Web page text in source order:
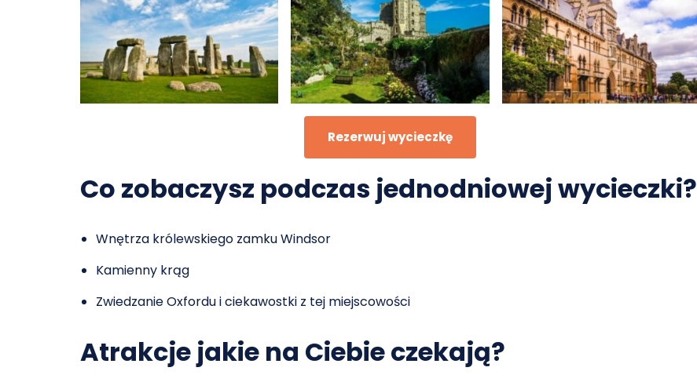
Rezerwuj wycieczkę
Co zobaczysz podczas jednodniowej wycieczki?
Wnętrza królewskiego zamku Windsor
Kamienny krąg
Zwiedzanie Oxfordu i ciekawostki z tej miejscowości
Atrakcje jakie na Ciebie czekają?